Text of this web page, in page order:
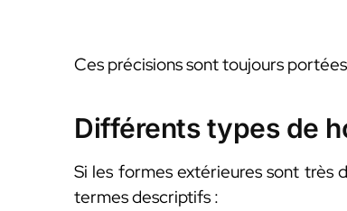
Ces précisions sont toujours
Différents types de
Si les formes extérieures sont très
termes descriptifs :